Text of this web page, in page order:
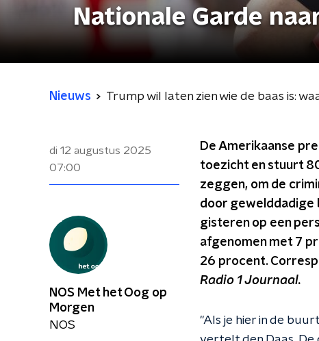
Nationale Garde
Nieuws Trump wil laten zien wie de baas is:
di 12 augustus 2025
07:00
De Amerikaanse
toezicht en stuurt
zeggen, om de
door gewelddadige
gisteren op een
afgenomen met 7
26 procent.
Radio 1 Journaal.
"Als je hier in de
NOS Met het Oog op
Morgen
NOS